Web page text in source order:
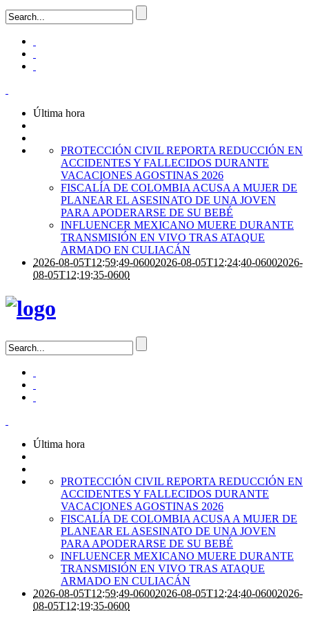
Última hora
PROTECCIÓN CIVIL REPORTA REDUCCIÓN EN
ACCIDENTES Y FALLECIDOS DURANTE
VACACIONES AGOSTINAS 2026
FISCALÍA DE COLOMBIA ACUSA A MUJER DE
PLANEAR EL ASESINATO DE UNA JOVEN
PARA APODERARSE DE SU BEBÉ
INFLUENCER MEXICANO MUERE DURANTE
TRANSMISIÓN EN VIVO TRAS ATAQUE
ARMADO EN CULIACÁN
2026-08-05T12:59:49-06002026-08-05T12:24:40-06002026-
08-05T12:19:35-0600
Última hora
PROTECCIÓN CIVIL REPORTA REDUCCIÓN EN
ACCIDENTES Y FALLECIDOS DURANTE
VACACIONES AGOSTINAS 2026
FISCALÍA DE COLOMBIA ACUSA A MUJER DE
PLANEAR EL ASESINATO DE UNA JOVEN
PARA APODERARSE DE SU BEBÉ
INFLUENCER MEXICANO MUERE DURANTE
TRANSMISIÓN EN VIVO TRAS ATAQUE
ARMADO EN CULIACÁN
2026-08-05T12:59:49-06002026-08-05T12:24:40-06002026-
08-05T12:19:35-0600